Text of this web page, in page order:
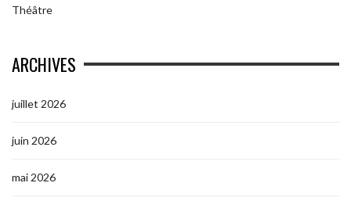
Théâtre
ARCHIVES
juillet 2026
juin 2026
mai 2026